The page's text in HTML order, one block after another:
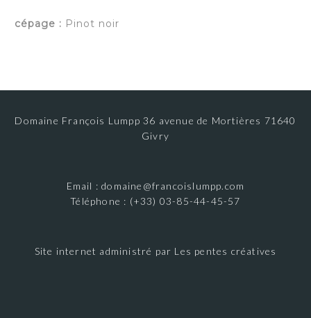
cépage : Pinot noir
Domaine François Lumpp 36 avenue de Mortières 71640
Givry
Email :domaine@francoislumpp.com
Téléphone : (+33) 03-85-44-45-57
Site internet administré par Les pentes créatives